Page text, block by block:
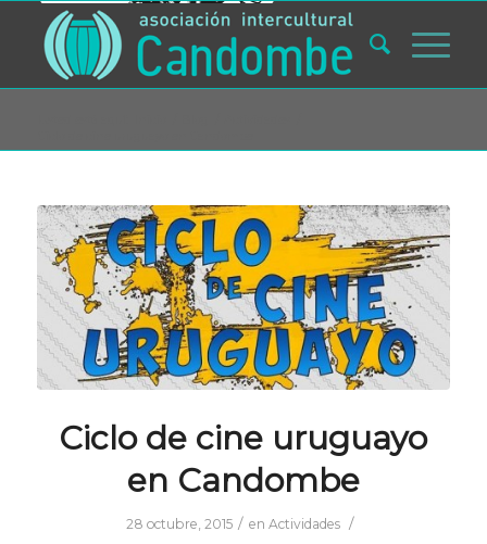
Ciclo de cine uruguayo
en Candombe
28 octubre, 2015 / enActividades /